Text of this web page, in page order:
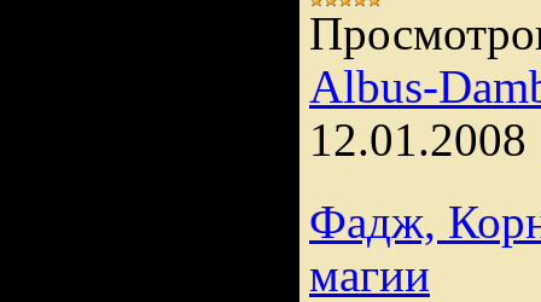
Albus-
12.01.2008
Фадж,
магии